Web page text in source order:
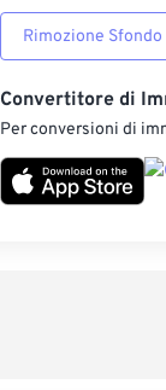
Rimozione Sfondo
Convertitore di
Per conversioni di